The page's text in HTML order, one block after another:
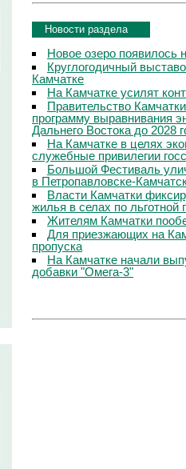
Новости раздела
Новое озеро появилось
Круглогодичный
Камчатке
На Камчатке усилят
Правительство
программу выравнивания
Дальнего Востока до 2028
На Камчатке в целях
служебные привилегии
Большой Фестиваль
в Петропавловске-
Власти Камчатки
жилья в селах по льготной
Жителям Камчатки
Для приезжающих на
пропуска
На Камчатке начали
добавки "Омега-3"